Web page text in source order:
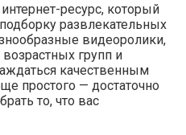
ресурс, который
развлекательных
видеоролики,
групп и
качественным
простого — достаточно
то, что вас